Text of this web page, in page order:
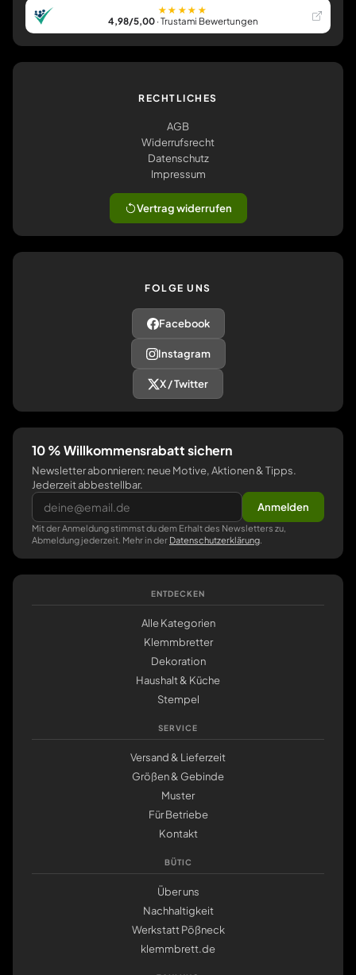
★★★★★
4,98/5,00· Trustami Bewertungen
RECHTLICHES
AGB
Widerrufsrecht
Datenschutz
Impressum
Vertrag widerrufen
FOLGE UNS
Facebook
Instagram
X / Twitter
10 % Willkommensrabatt sichern
Newsletter abonnieren: neue Motive, Aktionen & Tipps.
Jederzeit abbestellbar.
Anmelden
Mit der Anmeldung stimmst du dem Erhalt des Newsletters zu,
Abmeldung jederzeit. Mehr in der Datenschutzerklärung
ENTDECKEN
Alle Kategorien
Klemmbretter
Dekoration
Haushalt & Küche
Stempel
SERVICE
Versand & Lieferzeit
Größen & Gebinde
Muster
Für Betriebe
Kontakt
BÜTIC
Über uns
Nachhaltigkeit
Werkstatt Pößneck
klemmbrett.de